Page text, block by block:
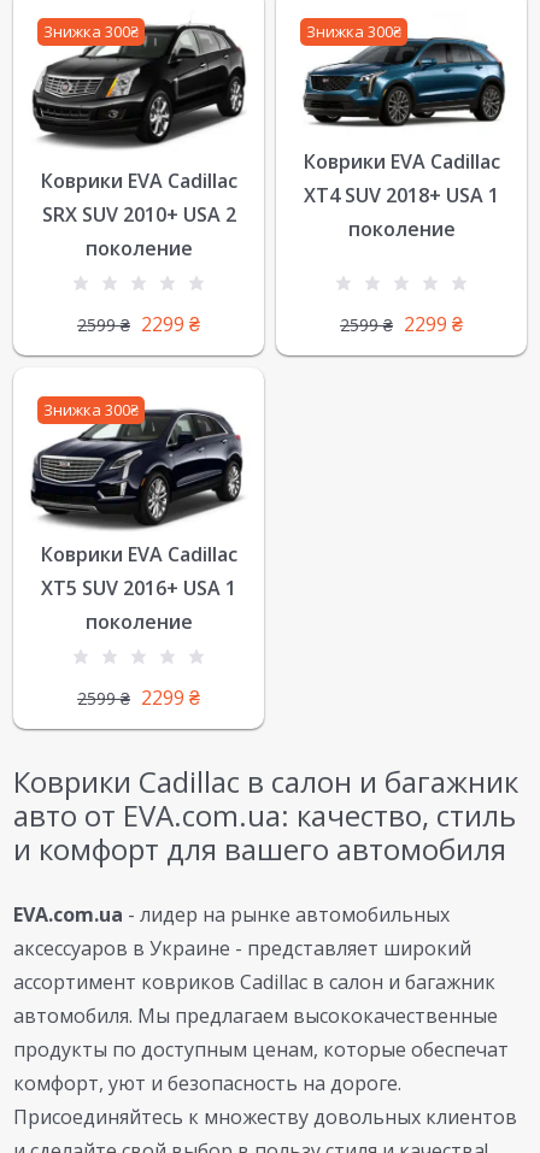
Знижка 300₴
Коврики EVA Cadillac
SRX SUV 2010+ USA 2
поколение
2599₴ 2299 ₴
Знижка 300₴
Коврики EVA Cadillac
XT4 SUV 2018+ USA 1
поколение
2599₴ 2299 ₴
Знижка 300₴
Коврики EVA Cadillac
XT5 SUV 2016+ USA 1
поколение
2599₴ 2299 ₴
Коврики Cadillac в салон и багажник
авто от EVA.com.ua: качество, стиль
и комфорт для вашего автомобиля
EVA.com.ua - лидер на рынке автомобильных
аксессуаров в Украине - представляет широкий
ассортимент ковриков Cadillac в салон и багажник
автомобиля. Мы предлагаем высококачественные
продукты по доступным ценам, которые обеспечат
комфорт, уют и безопасность на дороге.
Присоединяйтесь к множеству довольных клиентов